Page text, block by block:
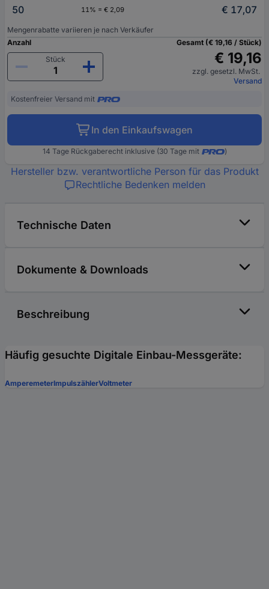
50
11% = € 2,09 € 17,07
Mengenrabatte variieren je nach Verkäufer
Anzahl
Stück
Gesamt (€ 19,16 / Stück)
€ 19,16
zzgl. gesetzl. MwSt.
Versand
Kostenfreier Versand mit
In den Einkaufswagen
14 Tage Rückgaberecht inklusive (30 Tage mit )
Hersteller bzw. verantwortliche Person für das Produkt
Rechtliche Bedenken melden
Technische Daten
Dokumente & Downloads
Beschreibung
Häufig gesuchte Digitale Einbau-Messgeräte:
AmperemeterImpulszählerVoltmeter